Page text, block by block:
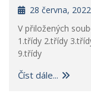
28 června, 2022
V přiložených
1.třídy 2.třídy
9.třídy
Číst dále...